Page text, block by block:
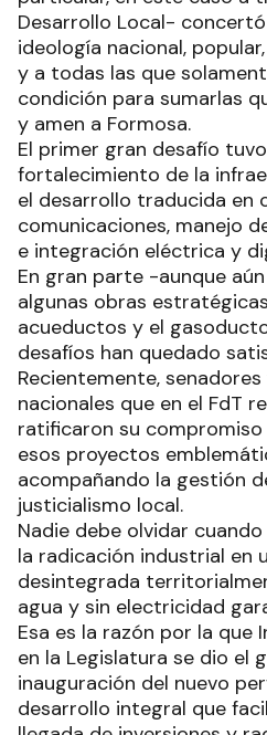
Desarrollo Local-
ideología nacional,
y a todas las que
condición para sumarlas
y amen a Formosa.
El primer gran desafío
fortalecimiento de la
el desarrollo traducida en
comunicaciones, manejo
e integración eléctrica y
En gran parte -aunque
algunas obras
acueductos y el
desafíos han quedado
Recientemente,
nacionales que en el FdT
ratificaron su
esos proyectos
acompañando la gestión
justicialismo local.
Nadie debe olvidar
la radicación industrial en
desintegrada
agua y sin electricidad
Esa es la razón por la que
en la Legislatura se dio el
inauguración del nuevo
desarrollo integral que